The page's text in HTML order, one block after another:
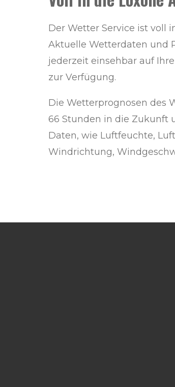
Der Wetter Service ist voll
Aktuelle Wetterdaten und
jederzeit einsehbar auf
zur Verfügung.
Die Wetterprognosen des
66 Stunden in die Zukunft
Daten, wie Luftfeuchte,
Windrichtung,